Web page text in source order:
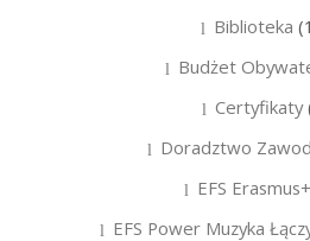
Biblioteka
Budżet
Certyfikaty
Doradztwo
EFS Erasmus+
EFS Power Muzyka